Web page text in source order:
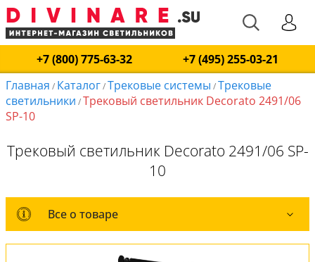
+7 (800) 775-63-32
+7 (495) 255-03-21
Главная / Каталог/Трековые системы /Трековые
светильники /Трековый светильник Decorato 2491/06
SP-10
Трековый светильник Decorato 2491/06 SP-
10
Все о товаре
Все о товаре